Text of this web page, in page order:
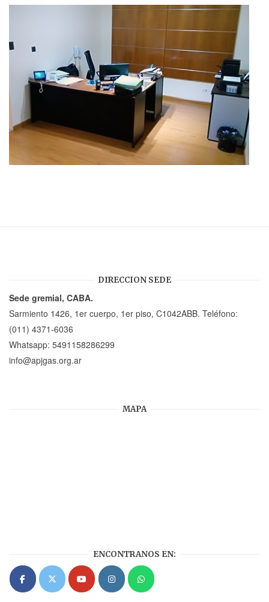
DIRECCION SEDE
Sede gremial, CABA.
Sarmiento 1426, 1er cuerpo, 1er piso, C1042ABB. Teléfono:
(011) 4371-6036
Whatsapp: 5491158286299
info@apjgas.org.ar
MAPA
ENCONTRANOS EN: